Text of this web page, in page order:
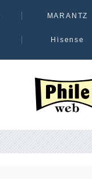
MARANTZ
Hisense
PHILE WEB